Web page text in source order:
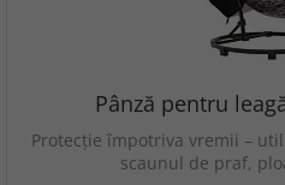
Pânză pentru
Protecție împotriva vremii –
scaunul de praf,